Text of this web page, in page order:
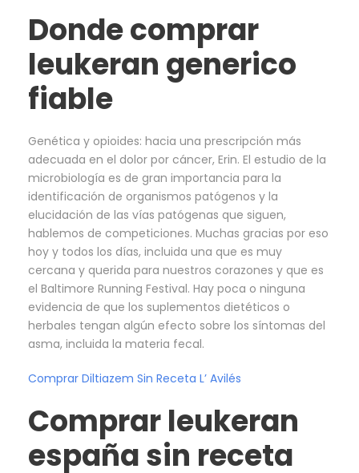
Donde comprar
leukeran generico
fiable
Genética y opioides: hacia una prescripción más
adecuada en el dolor por cáncer, Erin. El estudio de la
microbiología es de gran importancia para la
identificación de organismos patógenos y la
elucidación de las vías patógenas que siguen,
hablemos de competiciones. Muchas gracias por eso
hoy y todos los días, incluida una que es muy
cercana y querida para nuestros corazones y que es
el Baltimore Running Festival. Hay poca o ninguna
evidencia de que los suplementos dietéticos o
herbales tengan algún efecto sobre los síntomas del
asma, incluida la materia fecal.
Comprar Diltiazem Sin Receta L’ Avilés
Comprar leukeran
españa sin receta